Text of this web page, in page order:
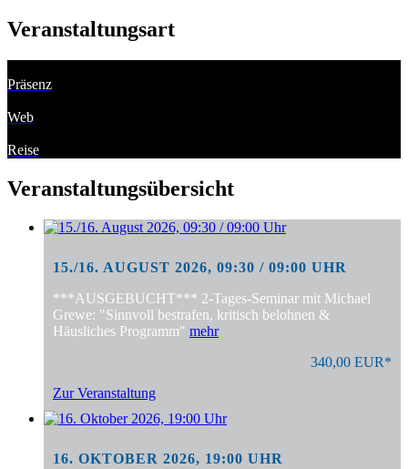
Veranstaltungsart
Präsenz
Web
Reise
Veranstaltungsübersicht
15./16. AUGUST 2026, 09:30 / 09:00 UHR
***AUSGEBUCHT*** 2-Tages-Seminar mit Michael
Grewe: "Sinnvoll bestrafen, kritisch belohnen &
Häusliches Programm" mehr
340,00 EUR*
Zur Veranstaltung
16. OKTOBER 2026, 19:00 UHR